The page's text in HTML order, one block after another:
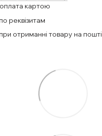
картою
реквізитам
отриманні товару на пошті